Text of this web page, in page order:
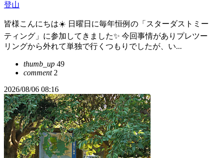
登山
皆様こんにちは☀️ 日曜日に毎年恒例の「スターダストミー
ティング」に参加してきました✨ 今回事情がありプレツー
リングから外れて単独で行くつもりでしたが、い...
thumb_up 49
comment2
2026/08/06 08:16